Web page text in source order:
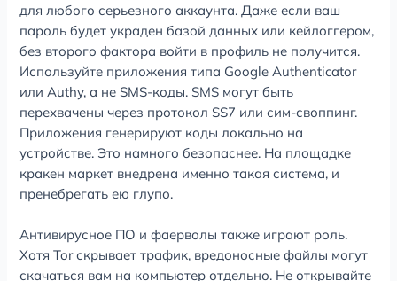
для любого серьезного аккаунта. Даже если ваш
пароль будет украден базой данных или кейлоггером,
без второго фактора войти в профиль не получится.
Используйте приложения типа Google Authenticator
или Authy, а не SMS-коды. SMS могут быть
перехвачены через протокол SS7 или сим-своппинг.
Приложения генерируют коды локально на
устройстве. Это намного безопаснее. На площадке
кракен маркет внедрена именно такая система, и
пренебрегать ею глупо.
Антивирусное ПО и фаерволы также играют роль.
Хотя Tor скрывает трафик, вредоносные файлы могут
скачаться вам на компьютер отдельно. Не открывайте